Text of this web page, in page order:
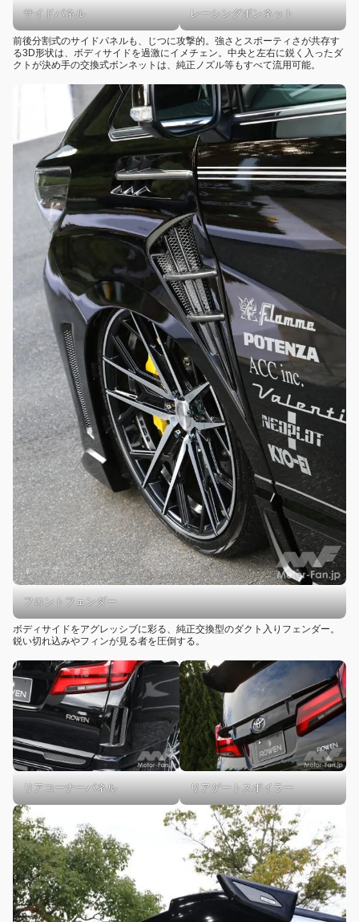
サイドパネル レーシングボンネット
前後分割式のサイドパネルも、じつに攻撃的。強さとスポーティさが共存す
る3D形状は、ボディサイドを過激にイメチェン。中央と左右に鋭く入ったダ
クトが決め手の交換式ボンネットは、純正ノズル等もすべて流用可能。
フロントフェンダー
ボディサイドをアグレッシブに彩る、純正交換型のダクト入りフェンダー。
鋭い切れ込みやフィンが見る者を圧倒する。
リアコーナーパネル リアゲートスポイラー